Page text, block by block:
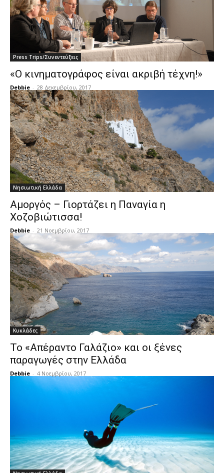
Press Trips/Συνεντεύξεις
«Ο κινηματογράφος είναι ακριβή τέχνη!»
Debbie - 28 Δεκεμβρίου, 2017
Νησιωτική Ελλάδα
Αμοργός – Γιορτάζει η Παναγία η
Χοζοβιώτισσα!
Debbie - 21 Νοεμβρίου, 2017
Κυκλάδες
Το «Απέραντο Γαλάζιο» και οι ξένες
παραγωγές στην Ελλάδα
Debbie - 4 Νοεμβρίου, 2017